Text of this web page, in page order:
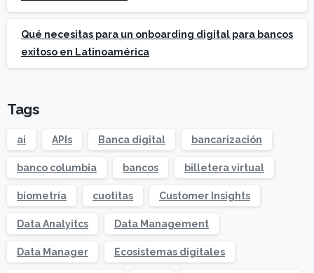
Qué necesitas para un onboarding digital para bancos
exitoso en Latinoamérica
Tags
ai APIs Banca digital bancarización
banco columbia bancos billetera virtual
biometría cuotitas Customer Insights
Data Analyitcs Data Management
Data Manager Ecosistemas digitales